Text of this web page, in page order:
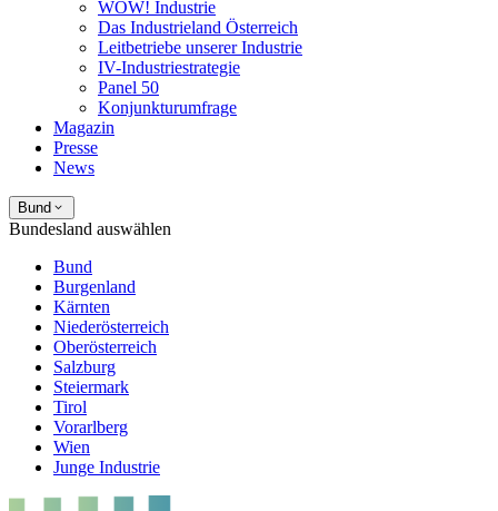
WOW! Industrie
Das Industrieland Österreich
Leitbetriebe unserer Industrie
IV-Industriestrategie
Panel 50
Konjunkturumfrage
Magazin
Presse
News
Bund
Bundesland auswählen
Bund
Burgenland
Kärnten
Niederösterreich
Oberösterreich
Salzburg
Steiermark
Tirol
Vorarlberg
Wien
Junge Industrie